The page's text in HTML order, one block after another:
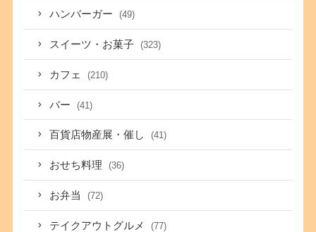
ハンバーガー (49)
スイーツ・お菓子 (323)
カフェ (210)
バー (41)
百貨店物産展・催し (41)
おせち料理 (36)
お弁当 (72)
テイクアウトグルメ (77)